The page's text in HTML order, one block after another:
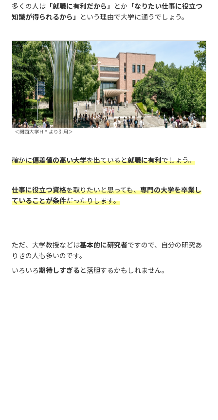
多くの人は 「就職に有利だから」 とか 「なりたい仕事に役立つ
知識が得られるから」 という理由で大学に通うでしょう。
＜関西大学ＨＰより引用＞
確かに偏差値の高い大学を出ていると就職に有利でしょう。
仕事に役立つ資格を取りたいと思っても、専門の大学を卒業し
ていることが条件だったりします。
ただ、大学教授などは基本的に研究者ですので、自分の研究あ
りきの人も多いのです。
いろいろ期待しすぎると落胆するかもしれません。